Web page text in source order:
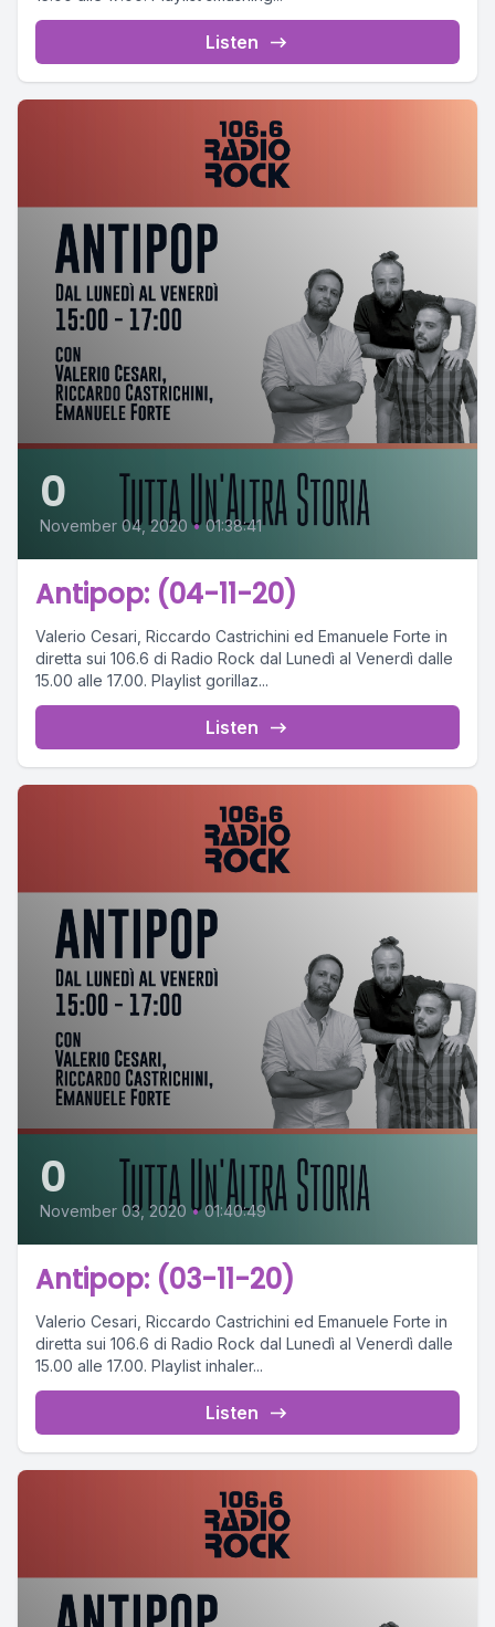
Listen
0
November 04, 2020 • 01:38:41
Antipop: (04-11-20)
Valerio Cesari, Riccardo Castrichini ed Emanuele Forte in
diretta sui 106.6 di Radio Rock dal Lunedì al Venerdì dalle
15.00 alle 17.00. Playlist gorillaz...
Listen
0
November 03, 2020 • 01:40:49
Antipop: (03-11-20)
Valerio Cesari, Riccardo Castrichini ed Emanuele Forte in
diretta sui 106.6 di Radio Rock dal Lunedì al Venerdì dalle
15.00 alle 17.00. Playlist inhaler...
Listen